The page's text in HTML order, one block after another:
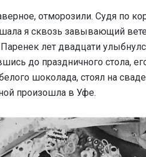
отморозили. Судя по
я сквозь завывающий
лет двадцати
до праздничного стола,
шоколада, стоял на
произошла в Уфе.